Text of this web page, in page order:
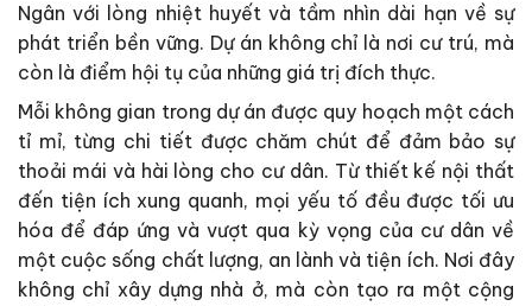
Ngân với lòng nhiệt huyết và tầm nhìn dài hạn về sự
phát triển bền vững. Dự án không chỉ là nơi cư trú, mà
còn là điểm hội tụ của những giá trị đích thực.
Mỗi không gian trong dự án được quy hoạch một cách
tỉ mỉ, từng chi tiết được chăm chút để đảm bảo sự
thoải mái và hài lòng cho cư dân. Từ thiết kế nội thất
đến tiện ích xung quanh, mọi yếu tố đều được tối ưu
hóa để đáp ứng và vượt qua kỳ vọng của cư dân về
một cuộc sống chất lượng, an lành và tiện ích. Nơi đây
không chỉ xây dựng nhà ở, mà còn tạo ra một cộng